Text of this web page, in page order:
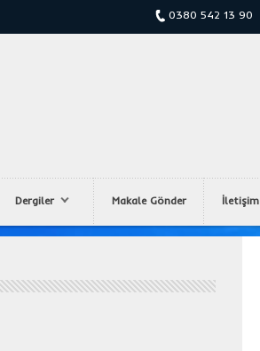
0380 542 13 90
Dergiler Makale Gönder İletişim